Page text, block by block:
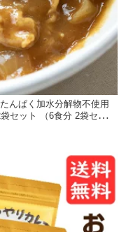
んぱく加水分解物不使用
セット （6食分 2袋セッ
油脂 カレールー 動物性油
粉 おすすめ 思いやり